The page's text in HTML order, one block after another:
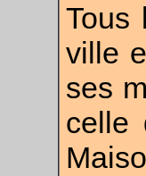
Tous
ville
ses
celle